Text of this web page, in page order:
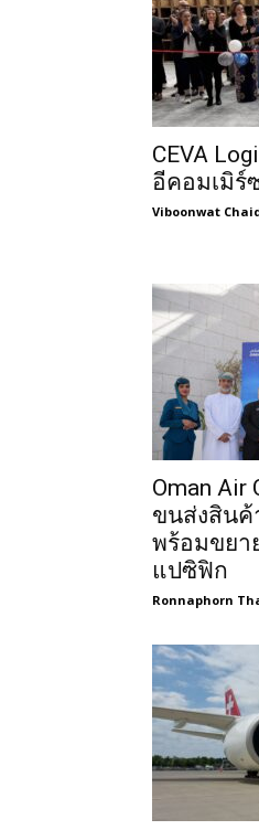
CEVA
อีคอมเมิร์
Viboonwat
Oman Air
ขนส่งสินค้
พร้อมขยา
แปซิฟิก
Ronnaphorn